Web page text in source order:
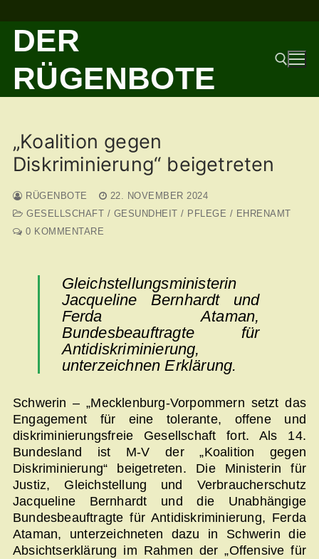
Zum
Inhalt
springen
DER
RÜGENBOTE
„Koalition gegen
Diskriminierung“ beigetreten
RÜGENBOTE
22. NOVEMBER 2024
GESELLSCHAFT / GESUNDHEIT / PFLEGE / EHRENAMT
0 KOMMENTARE
Gleichstellungsministerin
Jacqueline Bernhardt und
Ferda Ataman,
Bundesbeauftragte für
Antidiskriminierung,
unterzeichnen Erklärung.
Schwerin – „Mecklenburg-Vorpommern setzt das
Engagement für eine tolerante, offene und
diskriminierungsfreie Gesellschaft fort. Als 14.
Bundesland ist M-V der „Koalition gegen
Diskriminierung“ beigetreten. Die Ministerin für
Justiz, Gleichstellung und Verbraucherschutz
Jacqueline Bernhardt und die Unabhängige
Bundesbeauftragte für Antidiskriminierung, Ferda
Ataman, unterzeichneten dazu in Schwerin die
Absichtserklärung im Rahmen der „Offensive für